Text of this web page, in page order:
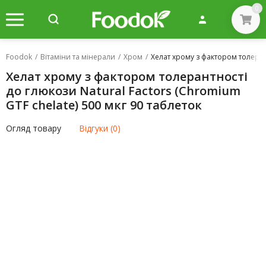
0
Foodok / Вітаміни та мінерали / Хром / Хелат хрому з фактором
Хелат хрому з фактором толерантності
до глюкози Natural Factors (Chromium
GTF chelate) 500 мкг 90 таблеток
Огляд товару Відгуки (0)